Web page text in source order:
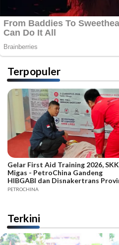
Terpopuler
Gelar First Aid Training 2026, SKK
Migas - PetroChina Gandeng
HIBGABI dan Disnakertrans
Jambi
PETROCHINA
Terkini